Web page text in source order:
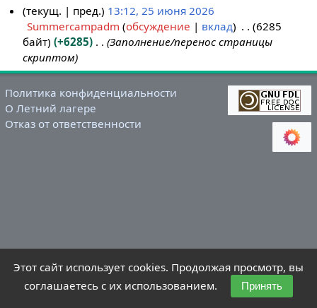
ю
н
я
2
текущ. пред. 13:12, 25 июня 2026
Summercampadm обсуждение вклад
6285
байт
+6285
Заполнение/перенос страницы
скриптом
Политика конфиденциальности
О Летний лагере
Отказ от ответственности
Этот сайт использует cookies. Продолжая просмотр, вы
соглашаетесь с их использованием.
Принять